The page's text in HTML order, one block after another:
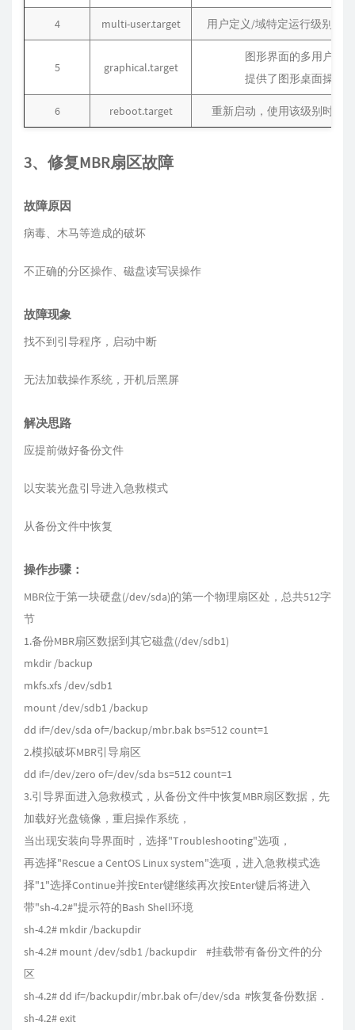
4 multi-user.target 用户定义/域特定运行级别。
5 graphical.target
图形界面的多用户模
提供了图形桌面操作
6 reboot.target 重新启动，使用该级别时将
3、修复MBR扇区故障
故障原因
病毒、木马等造成的破坏
不正确的分区操作、磁盘读写误操作
故障现象
找不到引导程序，启动中断
无法加载操作系统，开机后黑屏
解决思路
应提前做好备份文件
以安装光盘引导进入急救模式
从备份文件中恢复
操作步骤：
MBR位于第一块硬盘(/dev/sda)的第一个物理扇区处，总共512字
节
1.备份MBR扇区数据到其它磁盘(/dev/sdb1)
mkdir /backup
mkfs.xfs /dev/sdb1
mount /dev/sdb1 /backup
dd if=/dev/sda of=/backup/mbr.bak bs=512 count=1
2.模拟破坏MBR引导扇区
dd if=/dev/zero of=/dev/sda bs=512 count=1
3.引导界面进入急救模式，从备份文件中恢复MBR扇区数据，先
加载好光盘镜像，重启操作系统，
当出现安装向导界面时，选择"Troubleshooting"选项，
再选择"Rescue a CentOS Linux system"选项，进入急救模式选
择"1"选择Continue并按Enter键继续再次按Enter键后将进入
带"sh-4.2#"提示符的Bash Shell环境
sh-4.2# mkdir /backupdir
sh-4.2# mount /dev/sdb1 /backupdir #挂载带有备份文件的分
区
sh-4.2# dd if=/backupdir/mbr.bak of=/dev/sda #恢复备份数据．
sh-4.2# exit